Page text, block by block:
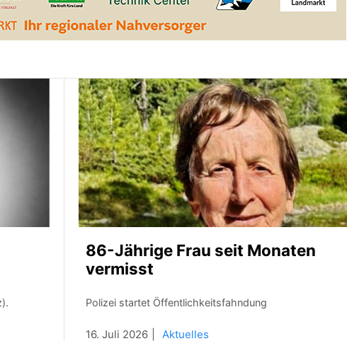
86-Jährige Frau seit Monaten
vermisst
Polizei startet Öffentlichkeitsfahndung
16. Juli 2026 Aktuelles